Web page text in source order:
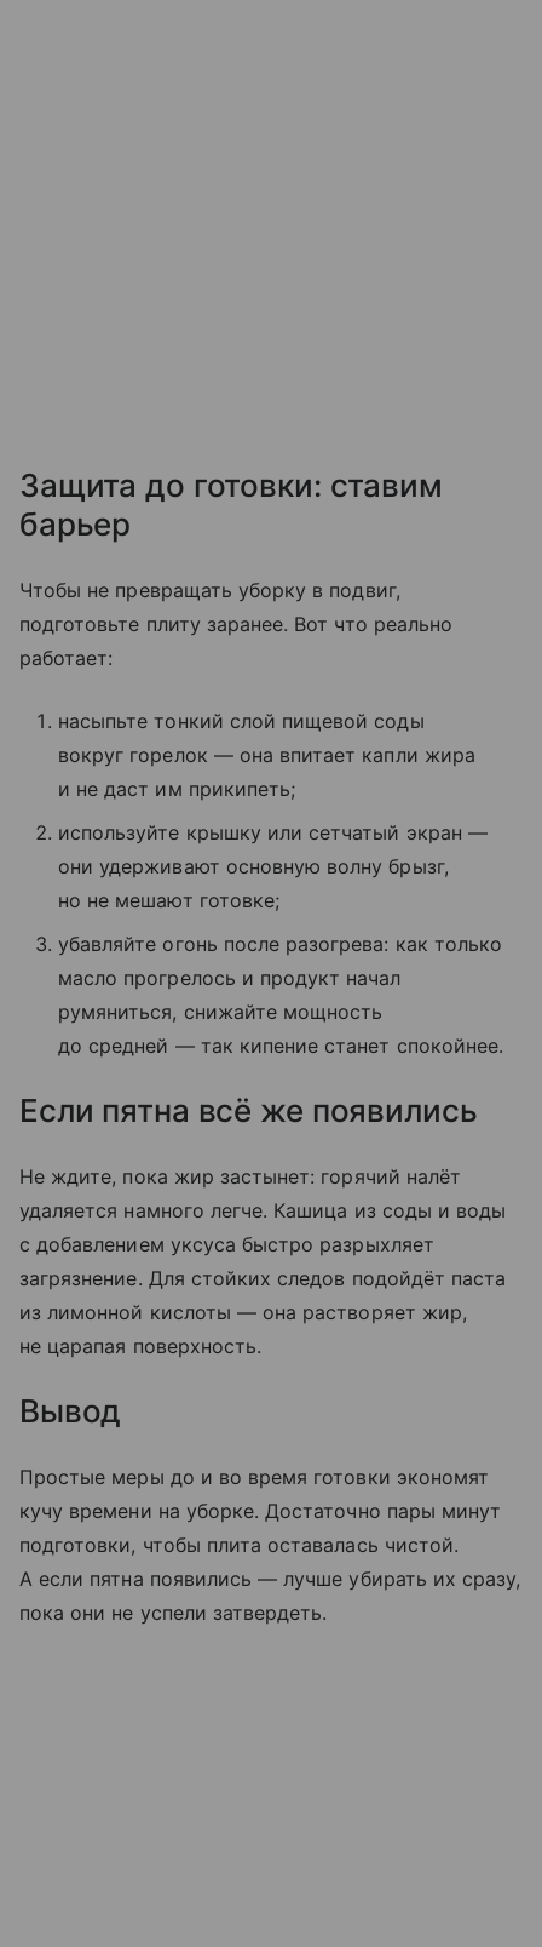
Защита до готовки: ставим
барьер
Чтобы не превращать уборку в подвиг,
подготовьте плиту заранее. Вот что реально
работает:
насыпьте тонкий слой пищевой соды
вокруг горелок — она впитает капли жира
и не даст им прикипеть;
используйте крышку или сетчатый экран —
они удерживают основную волну брызг,
но не мешают готовке;
убавляйте огонь после разогрева: как только
масло прогрелось и продукт начал
румяниться, снижайте мощность
до средней — так кипение станет спокойнее.
Если пятна всё же появились
Не ждите, пока жир застынет: горячий налёт
удаляется намного легче. Кашица из соды и воды
с добавлением уксуса быстро разрыхляет
загрязнение. Для стойких следов подойдёт паста
из лимонной кислоты — она растворяет жир,
не царапая поверхность.
Вывод
Простые меры до и во время готовки экономят
кучу времени на уборке. Достаточно пары минут
подготовки, чтобы плита оставалась чистой.
А если пятна появились — лучше убирать их сразу,
пока они не успели затвердеть.